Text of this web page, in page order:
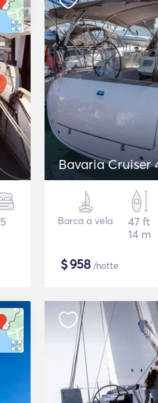
5
Bavaria Cruiser
Barca a vela
47 ft
14 m
$958/notte